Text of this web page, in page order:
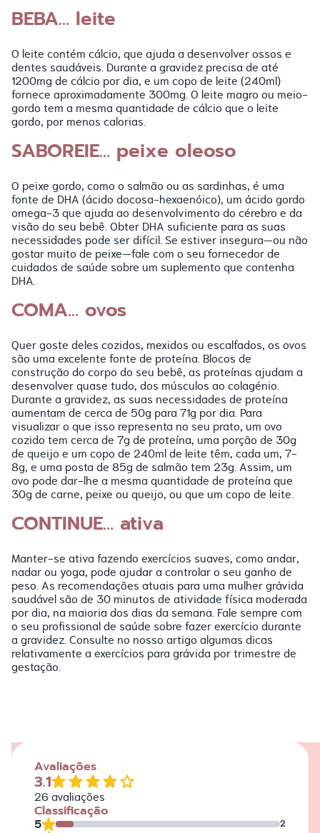
BEBA… leite
O leite contém cálcio, que ajuda a desenvolver ossos e
dentes saudáveis. Durante a gravidez precisa de até
1200mg de cálcio por dia, e um copo de leite (240ml)
fornece aproximadamente 300mg. O leite magro ou meio-
gordo tem a mesma quantidade de cálcio que o leite
gordo, por menos calorias.
SABOREIE… peixe oleoso
O peixe gordo, como o salmão ou as sardinhas, é uma
fonte de DHA (ácido docosa-hexaenóico), um ácido gordo
omega-3 que ajuda ao desenvolvimento do cérebro e da
visão do seu bebê. Obter DHA suficiente para as suas
necessidades pode ser difícil. Se estiver insegura—ou não
gostar muito de peixe—fale com o seu fornecedor de
cuidados de saúde sobre um suplemento que contenha
DHA.
COMA… ovos
Quer goste deles cozidos, mexidos ou escalfados, os ovos
são uma excelente fonte de proteína. Blocos de
construção do corpo do seu bebê, as proteínas ajudam a
desenvolver quase tudo, dos músculos ao colagénio.
Durante a gravidez, as suas necessidades de proteína
aumentam de cerca de 50g para 71g por dia. Para
visualizar o que isso representa no seu prato, um ovo
cozido tem cerca de 7g de proteína, uma porção de 30g
de queijo e um copo de 240ml de leite têm, cada um, 7-
8g, e uma posta de 85g de salmão tem 23g. Assim, um
ovo pode dar-lhe a mesma quantidade de proteína que
30g de carne, peixe ou queijo, ou que um copo de leite.
CONTINUE… ativa
Manter-se ativa fazendo exercícios suaves, como andar,
nadar ou yoga, pode ajudar a controlar o seu ganho de
peso. As recomendações atuais para uma mulher grávida
saudável são de 30 minutos de atividade física moderada
por dia, na maioria dos dias da semana. Fale sempre com
o seu profissional de saúde sobre fazer exercício durante
a gravidez. Consulte no nosso artigo algumas dicas
relativamente a exercícios para grávida por trimestre de
gestação.
Avaliações
3.1
26avaliações
Classificação
5 2